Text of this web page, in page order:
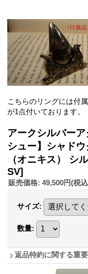
こちらのリングには付
が1点付いております。
アークシルバー
シュー】シャド
（オニキス） シ
SV]
販売価格: 49,500円(税
サイズ:
数量:
返品特約に関する重